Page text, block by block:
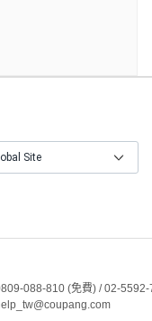
Site
088-810 (免費) / 02-